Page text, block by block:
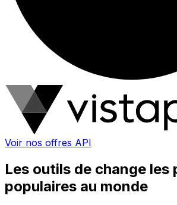
Voir nos offres API
Les outils de change les
populaires au monde